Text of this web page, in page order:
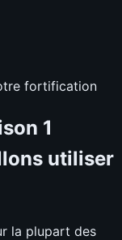
fortification
1
utiliser
la plupart des